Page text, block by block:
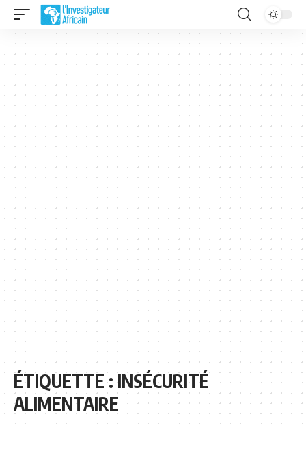
ÉTIQUETTE :INSÉCURITÉ
ALIMENTAIRE